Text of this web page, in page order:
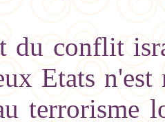
du conflit
Etats
terrorisme